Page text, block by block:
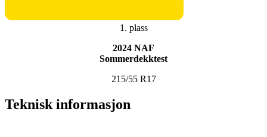
1. plass
2024 NAF
Sommerdekktest
215/55 R17
Teknisk informasjon